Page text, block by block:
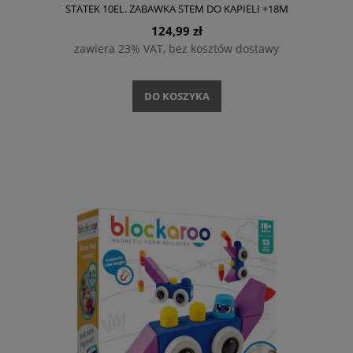
STATEK 10EL. ZABAWKA STEM DO KĄPIELI +18M
124,99 zł
zawiera 23% VAT, bez kosztów dostawy
DO KOSZYKA